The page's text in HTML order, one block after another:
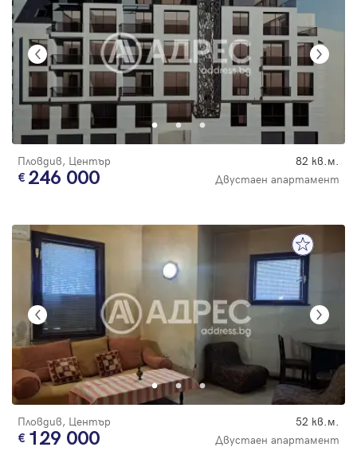
Пловдив, Център 82 кв.м.
246 000 Двустаен апартамент
Пловдив, Център 52 кв.м.
129 000 Двустаен апартамент